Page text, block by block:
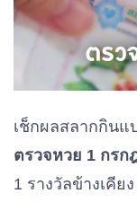
เช็กผลสลากกินแ
ตรวจหวย 1 กรก
1 รางวัลข้างเคีย